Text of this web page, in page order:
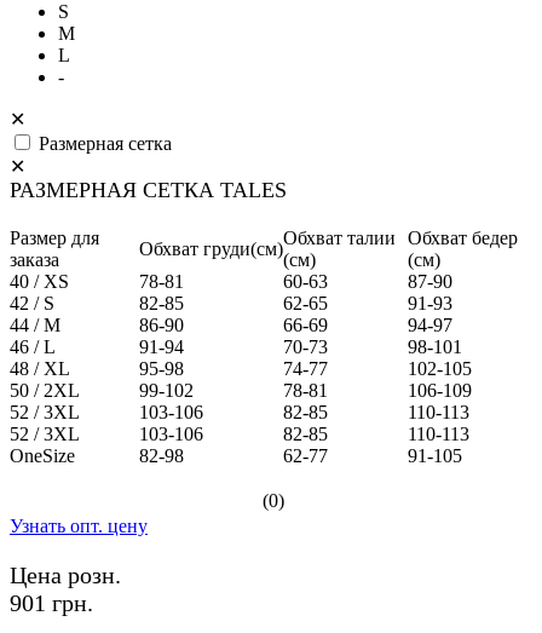
S
M
L
-
✕
Размерная сетка
✕
РАЗМЕРНАЯ СЕТКА TALES
Размер для
заказа
Обхват груди(см)
Обхват талии
(см)
Обхват бедер
(см)
40 / XS
78-81 60-63
87-90
42 / S
82-85 62-65
91-93
44 / M
86-90 66-69
94-97
46 / L
91-94 70-73
98-101
48 / XL
95-98 74-77
102-105
50 / 2XL
99-102 78-81
106-109
52 / 3XL
103-106 82-85
110-113
52 / 3XL
103-106 82-85
110-113
OneSize
82-98 62-77 91-105
(0)
Узнать опт. цену
Цена розн.
901 грн.